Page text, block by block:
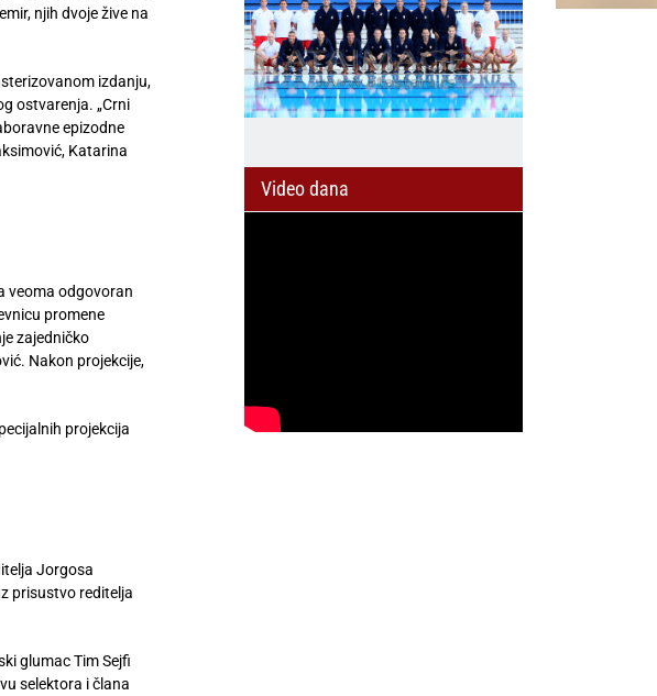
njih dvoje žive na
izdanju,
ostvarenja. „Crni
epizodne
Katarina
veoma odgovoran
promene
zajedničko
Nakon projekcije,
projekcija
Jorgosa
prisustvo reditelja
glumac Tim Sejfi
selektora i člana
Video dana